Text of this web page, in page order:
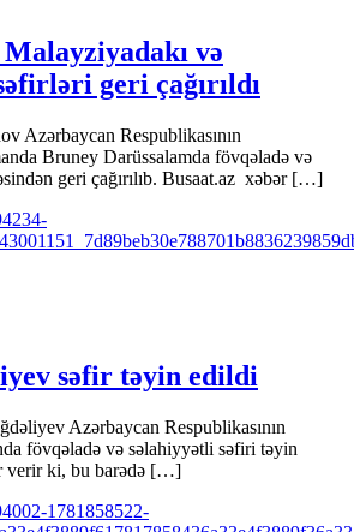
və
geri çağırıldı
Azərbaycan Respublikasının
Bruney Darüssalamda fövqəladə və
geri çağırılıb. Busaat.az xəbər […]
səfir təyin edildi
Azərbaycan Respublikasının
fövqəladə və səlahiyyətli səfiri təyin
verir ki, bu barədə […]